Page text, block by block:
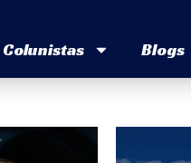
Colunistas Blogs